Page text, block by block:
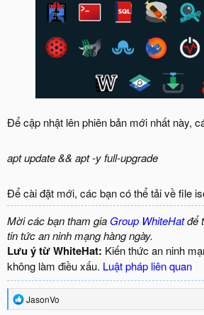
Để cập nhật lên phiên bản mới nhất này,
apt update && apt -y full-upgrade
Để cài đặt mới, các bạn có thể tải về file
Mời các bạn tham gia Group WhiteHatđể
tin tức an ninh mạng hàng ngày.
Lưu ý từ WhiteHat: Kiến thức an ninh
không làm điều xấu. Luật pháp liên quan
R
e
JasonVo